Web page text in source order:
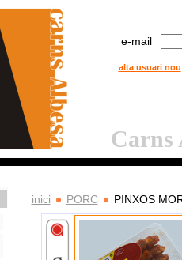
e-mail
alta usuari nou
Carns
inici PORC PINXOS